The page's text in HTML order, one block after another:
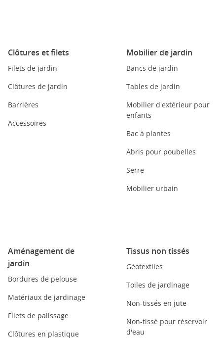
Clôtures et filets
Filets de jardin
Clôtures de jardin
Barrières
Accessoires
Mobilier de jardin
Bancs de jardin
Tables de jardin
Mobilier d'extérieur pour
enfants
Bac à plantes
Abris pour poubelles
Serre
Mobilier urbain
Aménagement de
jardin
Bordures de pelouse
Matériaux de jardinage
Filets de palissage
Clôtures en plastique
Tissus non tissés
Géotextiles
Toiles de jardinage
Non-tissés en jute
Non-tissé pour réservoir
d'eau